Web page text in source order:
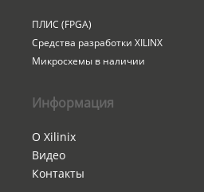
ПЛИС (FPGA)
Средства разработки XILINX
Микросхемы в наличии
Информация
О Xilinix
Видео
Контакты